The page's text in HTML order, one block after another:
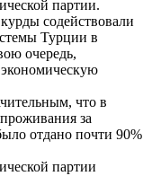
партии.
содействовали
Турции в
очередь,
что в
за
отдано почти 90%
партии